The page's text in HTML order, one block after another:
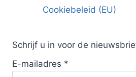
Cookiebeleid (EU)
Schrijf u in voor de
E-mailadres *